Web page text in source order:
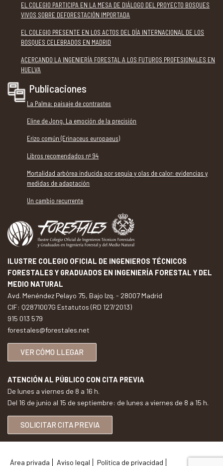
EL COLEGIO PARTICIPA EN LA MESA DE DIÁLOGO DEL PROYECTO BOSQUES
VIVOS SOBRE DEFORESTACIÓN IMPORTADA
EL COLEGIO PRESENTE EN LOS ACTOS DEL DÍA INTERNACIONAL DE LOS
BOSQUES CELEBRADOS EN MADRID
ACERCANDO LA INGENIERÍA FORESTAL A LOS FUTUROS PROFESIONALES EN
HUELVA
Publicaciones
La Palma: paisaje de contrastes
Eline de Jong. La emoción de la precisión
Erizo común (Erinaceus europaeus)
Libros recomendados nº 94
Mortalidad arbórea inducida por sequía y olas de calor: evidencias y
medidas de adaptación
Un cambio recurrente
ILUSTRE COLEGIO OFICIAL DE INGENIEROS TÉCNICOS
FORESTALES Y GRADUADOS EN INGENIERÍA FORESTAL Y DEL
MEDIO NATURAL
Avd. Menéndez Pelayo 75, Bajo Izq. - 28007 Madrid
CIF: Q2871007G Estatutos (RD 127/2013)
915 013 579
forestales@forestales.net
VER CÓMO LLEGAR
ATENCIÓN AL PÚBLICO CON CITA PREVIA
De lunes a viernes de 8 a 16 h.
Del 16 de junio al 15 de septiembre: de lunes a viernes de 8 a 15 h.
SOLICITAR CITA PREVIA
Área privada Aviso legal Política de privacidad